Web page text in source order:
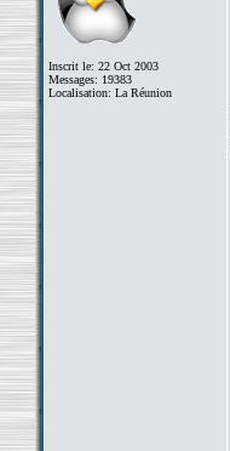
Inscrit le: 22 Oct 2003
Messages: 19383
Localisation: La Réunion